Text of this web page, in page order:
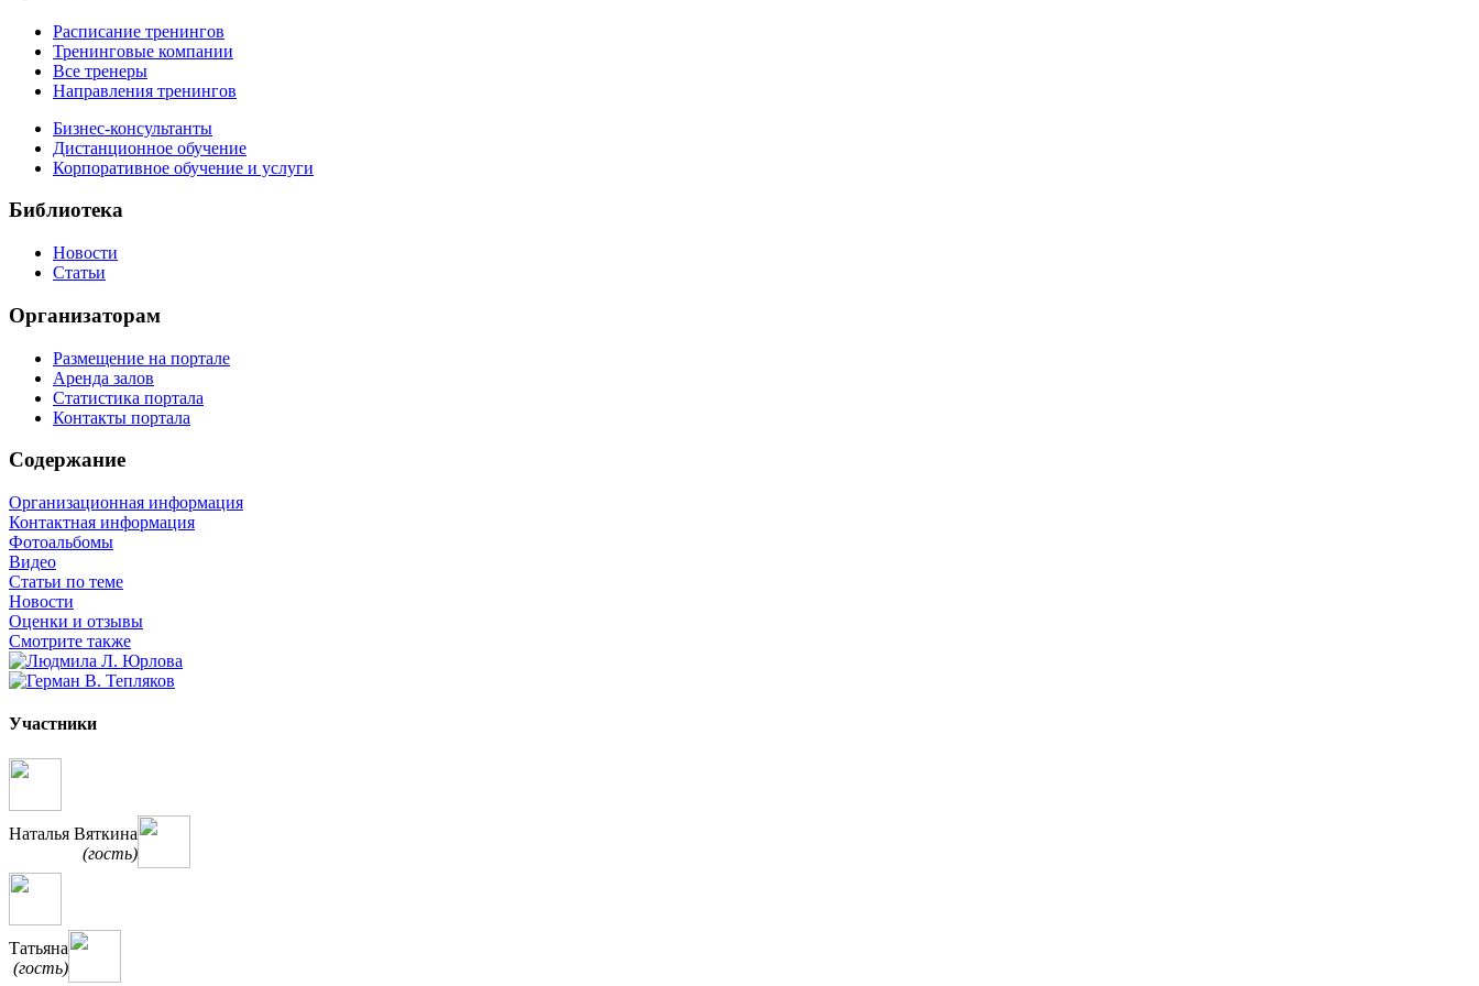
Расписание тренингов
Тренинговые компании
Все тренеры
Направления тренингов
Бизнес-консультанты
Дистанционное обучение
Корпоративное обучение и услуги
Библиотека
Новости
Статьи
Организаторам
Размещение на портале
Аренда залов
Статистика портала
Контакты портала
Содержание
Организационная информация
Контактная информация
Фотоальбомы
Видео
Статьи по теме
Новости
Оценки и отзывы
Смотрите также
Участники
Наталья Вяткина
(гость)
Татьяна
(гость)